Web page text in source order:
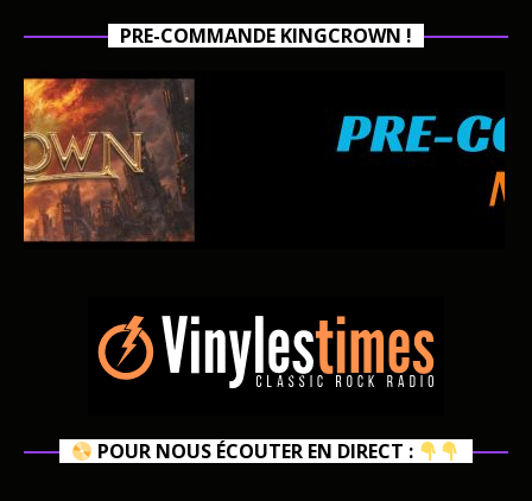
PRE-COMMANDE KINGCROWN !
POUR NOUS ÉCOUTER EN DIRECT :